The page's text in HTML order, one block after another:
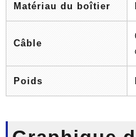
Matériau du boîtier
Câble
Poids